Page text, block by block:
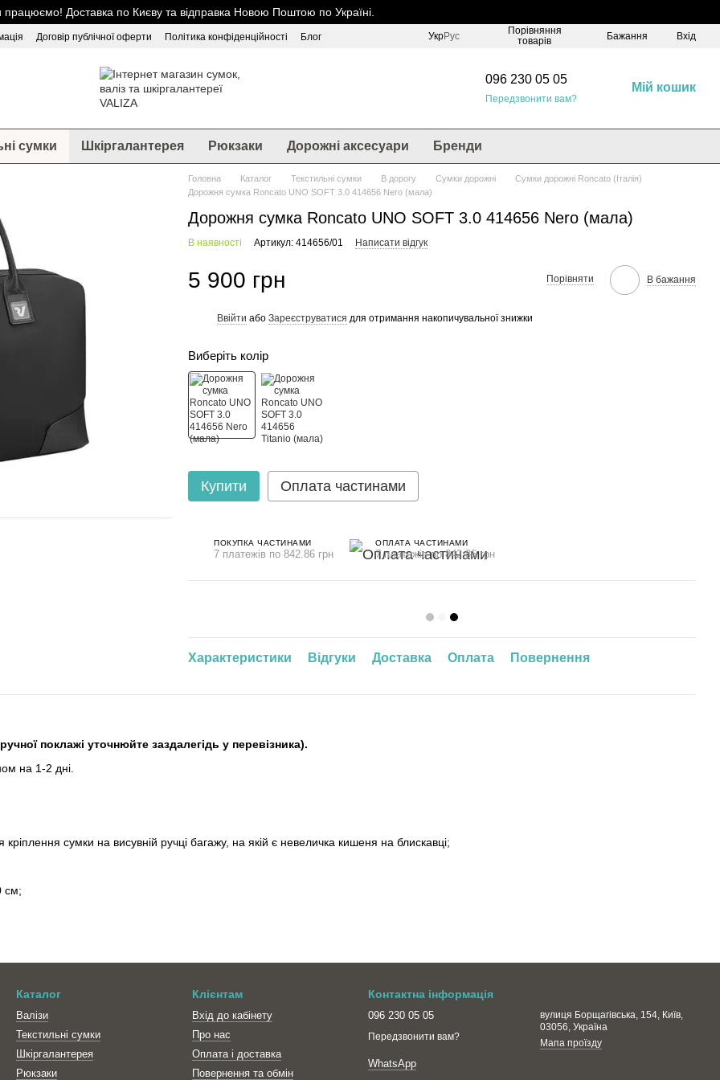
Доставка по Києву та відправка Новою Поштою по Україні.
Договір публічної оферти Політика конфіденційності Блог УкрРус
Порівняння
товарів
Бажання Вхід
096 230 05 05
Передзвонити вам?
Мій кошик
сумки Шкіргалантерея Рюкзаки Дорожні аксесуари Бренди
Головна Каталог Текстильні сумки В дорогу Сумки дорожні
Сумки дорожні Roncato (Італія)
Дорожня сумка Roncato UNO SOFT 3.0 414656 Nero (мала)
Дорожня сумка Roncato UNO SOFT 3.0 414656 Nero (мала)
В наявності Артикул: 414656/01 Написати відгук
5 900 грн Порівняти В бажання
Ввійти або Зареєструватися для отримання накопичувальної знижки
Виберіть колір
Купити Оплата частинами
ПОКУПКА ЧАСТИНАМИ
7 платежів по 842.86 грн
ОПЛАТА ЧАСТИНАМИ
7 платежів по 842.86 грн
Характеристики Відгуки Доставка Оплата Повернення
поклажі уточнюйте заздалегідь у перевізника).
на 1-2 дні.
сумки на висувній ручці багажу, на якій є невеличка кишеня на блискавці;
см;
Каталог
Валізи
Текстильні сумки
Шкіргалантерея
Рюкзаки
Клієнтам
Вхід до кабінету
Про нас
Оплата і доставка
Повернення та обмін
Контактна інформація
096 230 05 05
Передзвонити вам?
WhatsApp
вулиця Борщагівська, 154, Київ,
03056, Україна
Мапа проїзду